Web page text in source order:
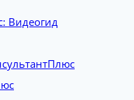
Видеогид